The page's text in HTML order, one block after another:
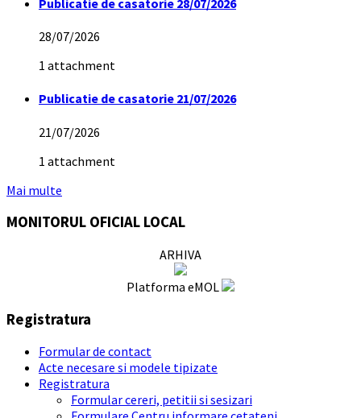
28/07/2026
1 attachment
Publicatie de casatorie 21/07/2026
21/07/2026
1 attachment
Mai multe
MONITORUL OFICIAL LOCAL
ARHIVA
Platforma eMOL
Registratura
Formular de contact
Acte necesare si modele tipizate
Registratura
Formular cereri, petitii si sesizari